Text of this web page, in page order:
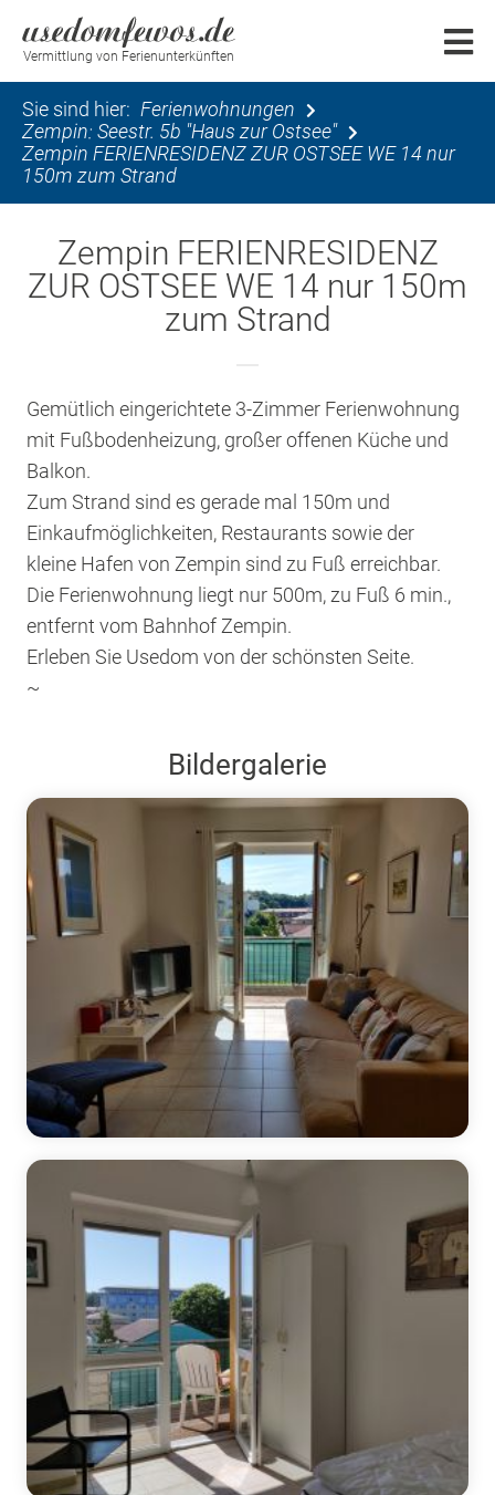
Vermittlung von Ferienunterkünften
Sie sind hier: Ferienwohnungen
Zempin: Seestr. 5b "Haus zur Ostsee"
Zempin FERIENRESIDENZ ZUR OSTSEE WE 14 nur
150m zum Strand
Zempin FERIENRESIDENZ
ZUR OSTSEE WE 14 nur 150m
zum Strand
Gemütlich eingerichtete 3-Zimmer Ferienwohnung
mit Fußbodenheizung, großer offenen Küche und
Balkon.
Zum Strand sind es gerade mal 150m und
Einkaufmöglichkeiten, Restaurants sowie der
kleine Hafen von Zempin sind zu Fuß erreichbar.
Die Ferienwohnung liegt nur 500m, zu Fuß 6 min.,
entfernt vom Bahnhof Zempin.
Erleben Sie Usedom von der schönsten Seite.
~
Bildergalerie